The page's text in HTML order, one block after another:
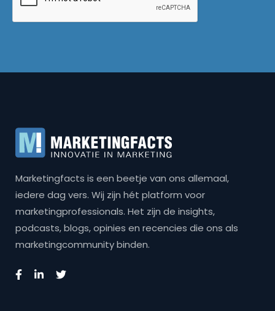
Marketingfacts is een beetje van ons allemaal,
iedere dag vers. Wij zijn hét platform voor
marketingprofessionals. Het zijn de insights,
podcasts, blogs, opinies en recencies die ons als
marketingcommunity binden.